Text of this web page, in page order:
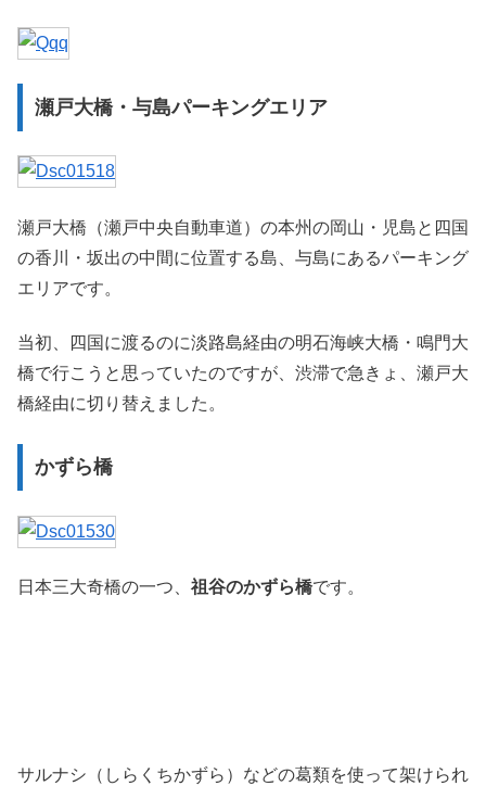
瀬戸大橋・与島パーキングエリア
瀬戸大橋（瀬戸中央自動車道）の本州の岡山・児島と四国
の香川・坂出の中間に位置する島、与島にあるパーキング
エリアです。
当初、四国に渡るのに淡路島経由の明石海峡大橋・鳴門大
橋で行こうと思っていたのですが、渋滞で急きょ、瀬戸大
橋経由に切り替えました。
かずら橋
日本三大奇橋の一つ、 祖谷のかずら橋です。
サルナシ（しらくちかずら）などの葛類を使って架けられ